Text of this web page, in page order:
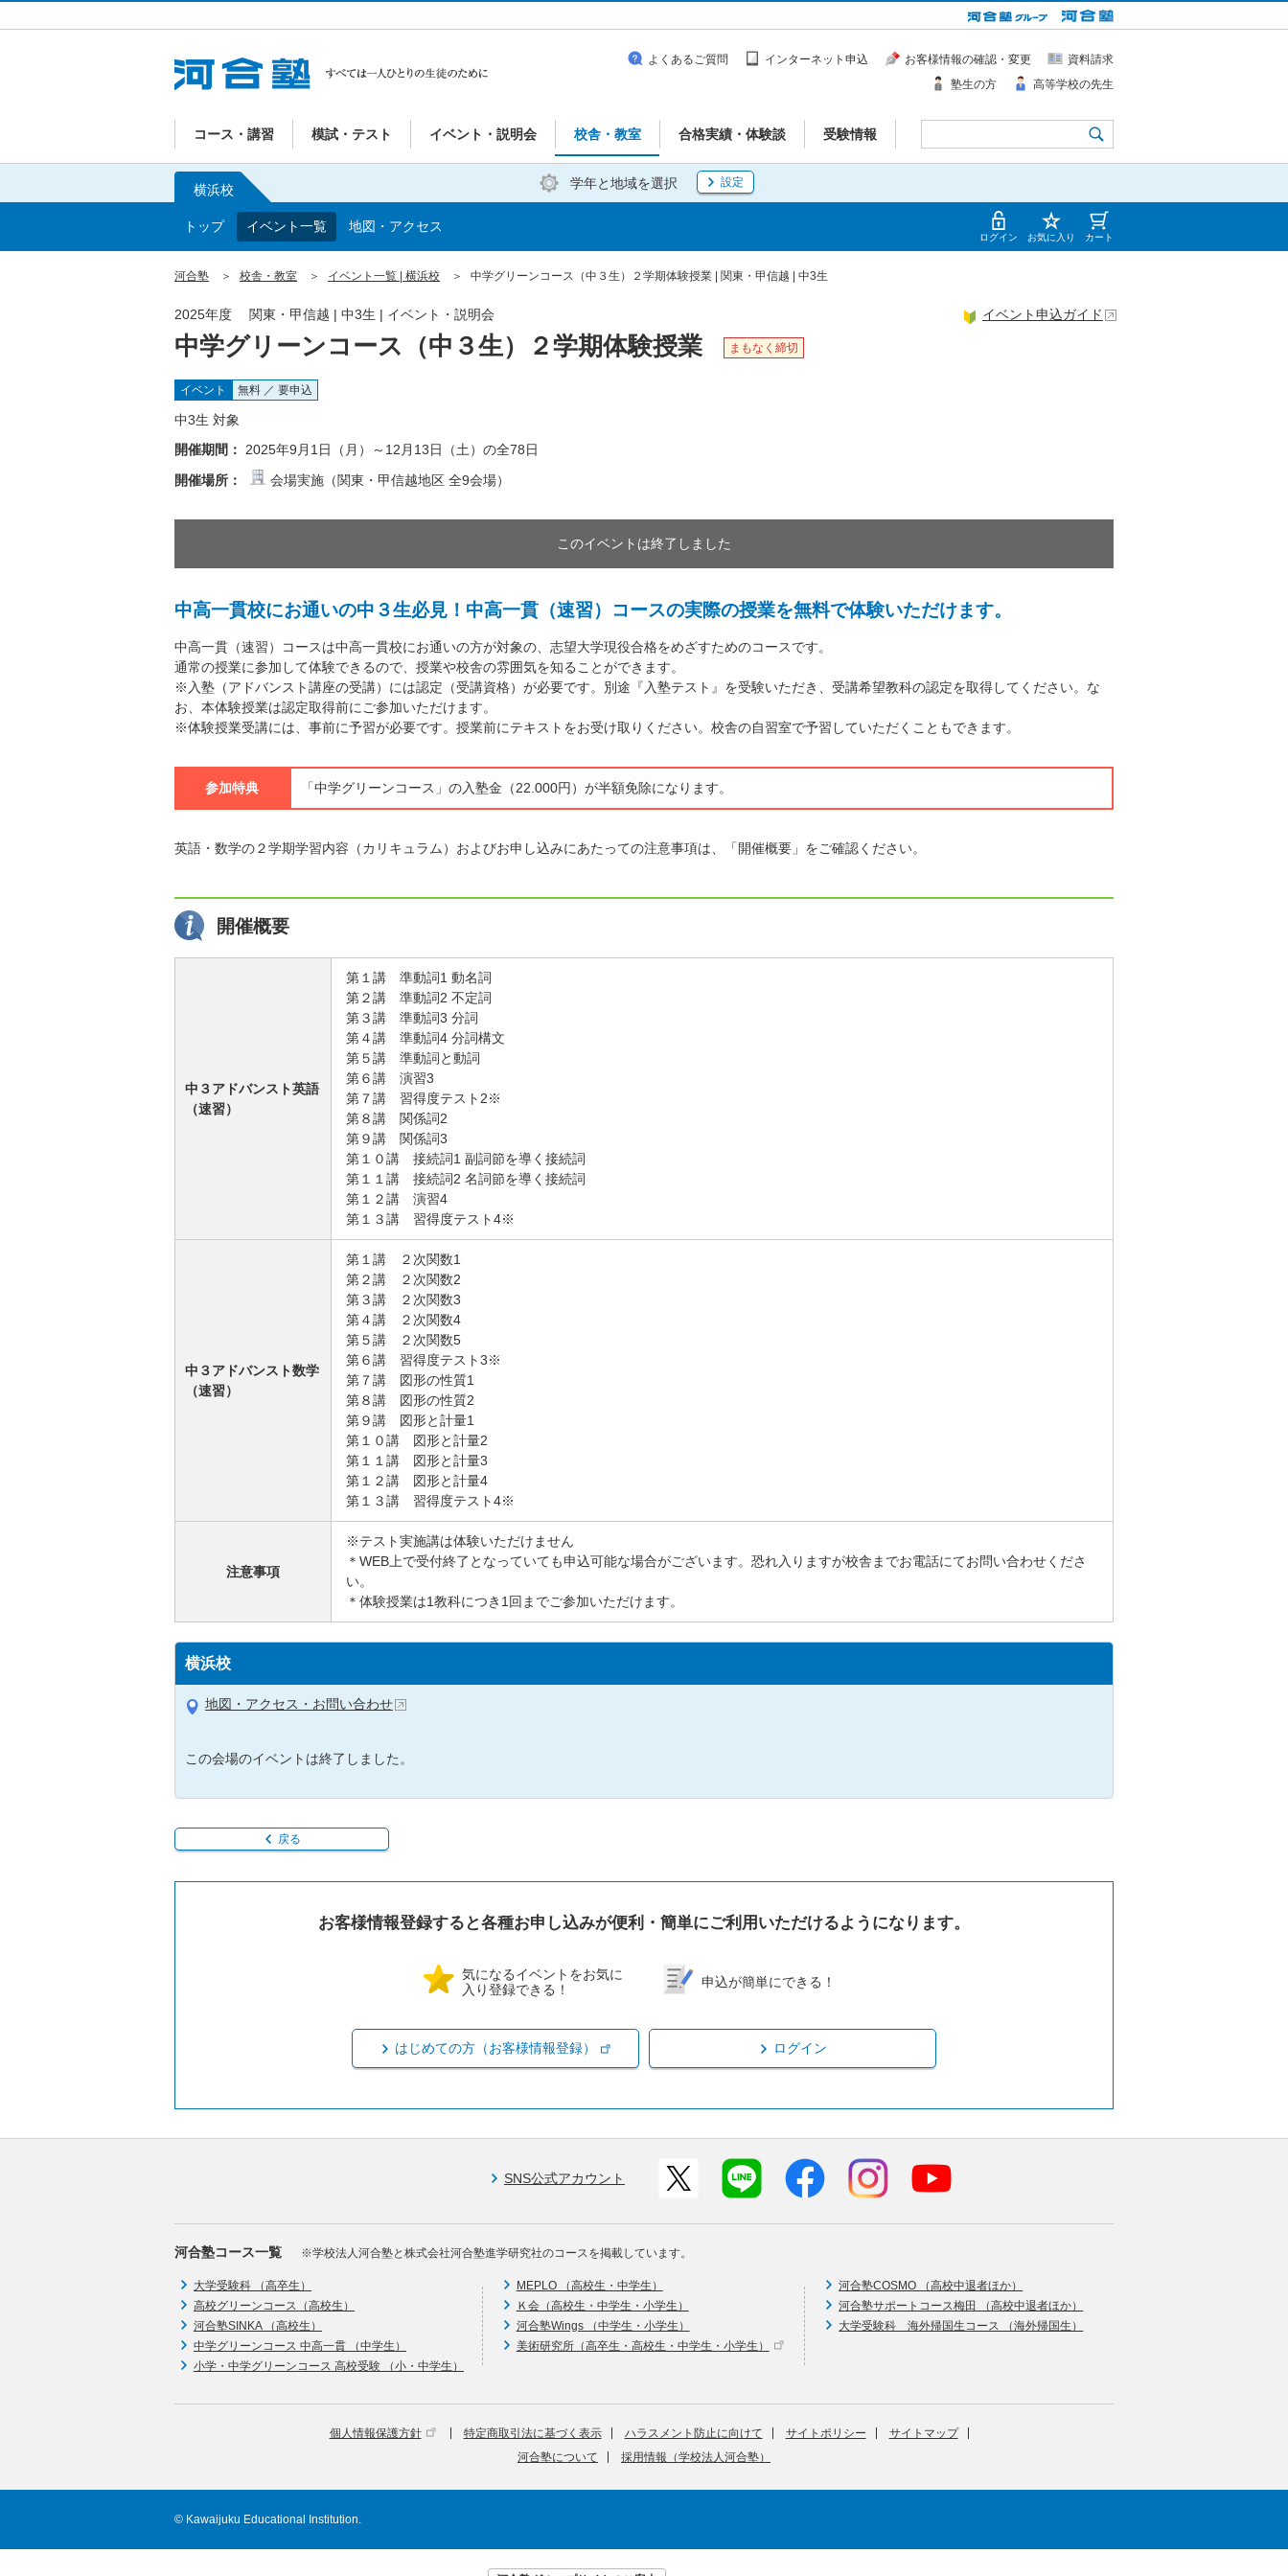
コース・講習 模試・テスト イベント・説明会 校舎・教室 合格実績・体験談 受験情報
よくあるご質問 インターネット申込 お客様情報の確認・変更
資料請求
塾生の方
高等学校の先生
学年と地域を選択 設定
横浜校
トップ イベント一覧 地図・アクセス
ログイン お気に入り カート
河合塾 校舎・教室 イベント一覧 | 横浜校 中学グリーンコース（中３生）２学期体験授業 | 関東・甲信越 | 中3生
中学グリーンコース（中３生）２学期体験授業 まもなく締切
2025年度 関東・甲信越 | 中3生 | イベント・説明会 イベント申込ガイド
イベント 無料 ／ 要申込
中3生 対象
開催期間： 2025年9月1日（月）～12月13日（土）の全78日
開催場所：
会場実施（関東・甲信越地区 全9会場）
このイベントは終了しました
中高一貫校にお通いの中３生必見！中高一貫（速習）コースの実際の授業を無料で体験いただけます。
中高一貫（速習）コースは中高一貫校にお通いの方が対象の、志望大学現役合格をめざすためのコースです。
通常の授業に参加して体験できるので、授業や校舎の雰囲気を知ることができます。
※入塾（アドバンスト講座の受講）には認定（受講資格）が必要です。別途『入塾テスト』を受験いただき、受講希望教科の認定を取得してください。な
お、本体験授業は認定取得前にご参加いただけます。
※体験授業受講には、事前に予習が必要です。授業前にテキストをお受け取りください。校舎の自習室で予習していただくこともできます。
参加特典 「中学グリーンコース」の入塾金（22.000円）が半額免除になります。
英語・数学の２学期学習内容（カリキュラム）およびお申し込みにあたっての注意事項は、「開催概要」をご確認ください。
開催概要
中３アドバンスト英語
（速習）
第１講 準動詞1 動名詞
第２講 準動詞2 不定詞
第３講 準動詞3 分詞
第４講 準動詞4 分詞構文
第５講 準動詞と動詞
第６講 演習3
第７講 習得度テスト2※
第８講 関係詞2
第９講 関係詞3
第１０講 接続詞1 副詞節を導く接続詞
第１１講 接続詞2 名詞節を導く接続詞
第１２講 演習4
第１３講 習得度テスト4※
中３アドバンスト数学
（速習）
第１講 ２次関数1
第２講 ２次関数2
第３講 ２次関数3
第４講 ２次関数4
第５講 ２次関数5
第６講 習得度テスト3※
第７講 図形の性質1
第８講 図形の性質2
第９講 図形と計量1
第１０講 図形と計量2
第１１講 図形と計量3
第１２講 図形と計量4
第１３講 習得度テスト4※
注意事項
※テスト実施講は体験いただけません
＊WEB上で受付終了となっていても申込可能な場合がございます。恐れ入りますが校舎までお電話にてお問い合わせくださ
い。
＊体験授業は1教科につき1回までご参加いただけます。
横浜校
地図・アクセス・お問い合わせ
この会場のイベントは終了しました。
戻る
お客様情報登録すると各種お申し込みが便利・簡単にご利用いただけるようになります。
気になるイベントをお気に
入り登録できる！
申込が簡単にできる！
はじめての方（お客様情報登録） ログイン
SNS公式アカウント
河合塾コース一覧 ※学校法人河合塾と株式会社河合塾進学研究社のコースを掲載しています。
大学受験科 （高卒生）
高校グリーンコース（高校生）
河合塾SINKA （高校生）
中学グリーンコース 中高一貫 （中学生）
小学・中学グリーンコース 高校受験 （小・中学生）
MEPLO （高校生・中学生）
Ｋ会（高校生・中学生・小学生）
河合塾Wings （中学生・小学生）
美術研究所（高卒生・高校生・中学生・小学生）
河合塾COSMO （高校中退者ほか）
河合塾サポートコース梅田 （高校中退者ほか）
大学受験科 海外帰国生コース （海外帰国生）
個人情報保護方針 特定商取引法に基づく表示 ハラスメント防止に向けて サイトポリシー
サイトマップ
河合塾について
採用情報（学校法人河合塾）
© Kawaijuku Educational Institution.